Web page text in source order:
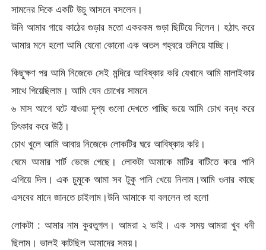
সামনের দিকে একটি উচু আসনে বসলেন।
উনি আমার গায়ে কাঠের গুড়ার মতো একরকম গুড়া ছিটিয়ে দিলেন। হঠাৎ করে
আমার মনে হলো আমি যেনো কোনো এক অতল গহ্বরে তলিয়ে যাচ্ছি।
কিছুক্ষণ পর আমি নিজেকে সেই মন্দিরে আবিষ্কার করি যেখানে আমি মালাইকার
সাথে গিয়েছিলাম। আমি যেন চোখের সামনে
৬ মাস আগে ঘটে যাওয়া দৃশ্য গুলো দেখতে পাচ্ছি ভয়ে আমি চোখ বন্ধ করে
চিৎকার করে উঠি।
চোখ খুলে আমি আবার নিজেকে লোকটির ঘরে আবিষ্কার করি।
ঘেমে আমার শার্ট ভেজে গেছে। লোকটা আমাকে মাটির বাটিতে করে পানি
এগিয়ে দিল। এক চুমুকে আমা সব টুকু পানি খেয়ে নিলাম।আমি ওনার কাছে
এসবের মানে জানতে চাইলাম।উনি আমাকে যা বললেন তা হলো
লোকটা : আমার নাম কুরতুগল। আমরা ২ ভাই। এক সময় আমরা খুব ধনী
ছিলাম। ভালই কাটছিল আমাদের সময়।